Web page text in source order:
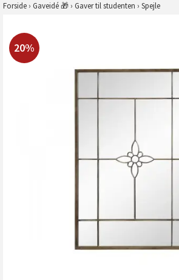
Forside › Gaveidé 🎁 › Gaver til studenten › Spejle
20%